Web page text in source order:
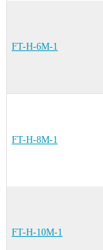
FT-H-6M-1
FT-H-8M-1
FT-H-10M-1